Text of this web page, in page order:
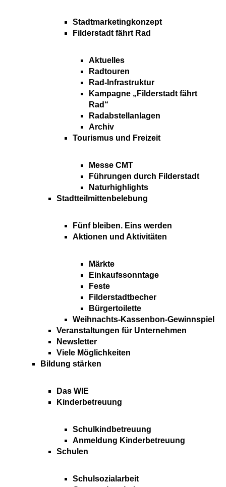
Stadtmarketingkonzept
Filderstadt fährt Rad
Aktuelles
Radtouren
Rad-Infrastruktur
Kampagne „Filderstadt fährt
Rad“
Radabstellanlagen
Archiv
Tourismus und Freizeit
Messe CMT
Führungen durch Filderstadt
Naturhighlights
Stadtteilmittenbelebung
Fünf bleiben. Eins werden
Aktionen und Aktivitäten
Märkte
Einkaufssonntage
Feste
Filderstadtbecher
Bürgertoilette
Weihnachts-Kassenbon-Gewinnspiel
Veranstaltungen für Unternehmen
Newsletter
Viele Möglichkeiten
Bildung stärken
Das WIE
Kinderbetreuung
Schulkindbetreuung
Anmeldung Kinderbetreuung
Schulen
Schulsozialarbeit